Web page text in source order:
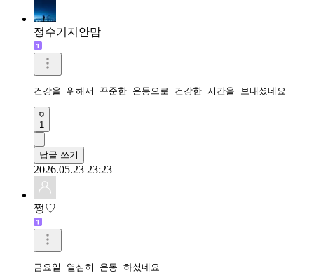
정수기지안맘
건강을 위해서 꾸준한 운동으로 건강한 시간을 보내셨네요
1
답글 쓰기
2026.05.23 23:23
쩡♡
금요일 열심히 운동 하셨네요